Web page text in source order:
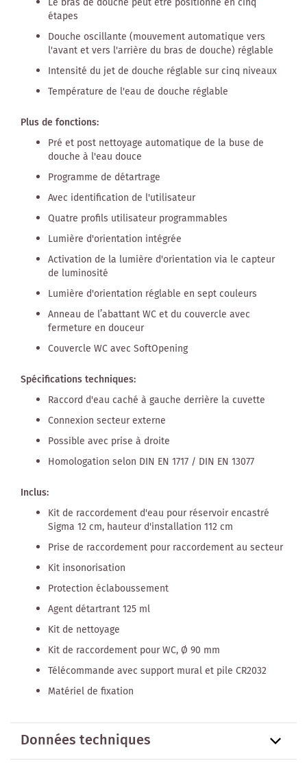
étapes
Douche oscillante (mouvement automatique vers
l'avant et vers l'arrière du bras de douche) réglable
Intensité du jet de douche réglable sur cinq niveaux
Température de l'eau de douche réglable
Plus de fonctions:
Pré et post nettoyage automatique de la buse de
douche à l'eau douce
Programme de détartrage
Avec identification de l'utilisateur
Quatre profils utilisateur programmables
Lumière d'orientation intégrée
Activation de la lumière d'orientation via le capteur
de luminosité
Lumière d'orientation réglable en sept couleurs
Anneau de l’abattant WC et du couvercle avec
fermeture en douceur
Couvercle WC avec SoftOpening
Spécifications techniques:
Raccord d'eau caché à gauche derrière la cuvette
Connexion secteur externe
Possible avec prise à droite
Homologation selon DIN EN 1717 / DIN EN 13077
Inclus:
Kit de raccordement d'eau pour réservoir encastré
Sigma 12 cm, hauteur d'installation 112 cm
Prise de raccordement pour raccordement au secteur
Kit insonorisation
Protection éclaboussement
Agent détartrant 125 ml
Kit de nettoyage
Kit de raccordement pour WC, Ø 90 mm
Télécommande avec support mural et pile CR2032
Matériel de fixation
Données techniques